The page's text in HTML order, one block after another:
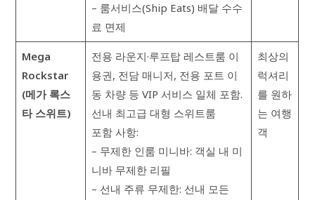
– 룸서비스(Ship Eats) 배달 수수
료 면제
Mega
Rockstar
(메가 록스
타 스위트)
전용 라운지·루프탑 레스트룸 이
용권, 전담 매니저, 전용 포트 이
동 차량 등 VIP 서비스 일체 포함.
선내 최고급 대형 스위트룸
포함 사항:
– 무제한 인룸 미니바: 객실 내 미
니바 무제한 리필
– 선내 주류 무제한: 선내 모든
최상의
럭셔리
를 원하
는 여행
객